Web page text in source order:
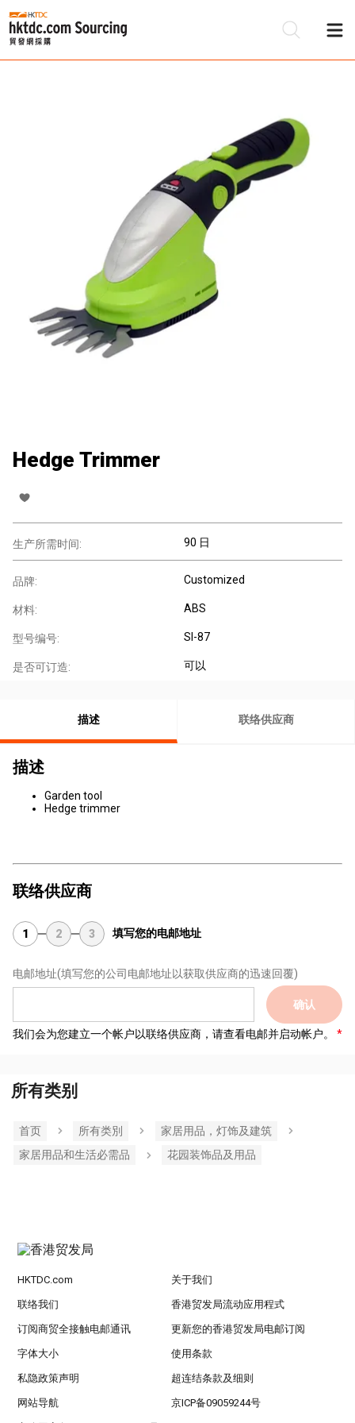
Hedge Trimmer
生产所需时间: 90 日
品牌: Customized
材料: ABS
型号编号: SI-87
是否可订造: 可以
描述 联络供应商
描述
Garden tool
Hedge trimmer
联络供应商
1 2 3 填写您的电邮地址
电邮地址(填写您的公司电邮地址以获取供应商的迅速回覆)
确认
我们会为您建立一个帐户以联络供应商，请查看电邮并启动帐户。
所有类别
首页 所有类別
家居用品，灯饰及建筑
家居用品和生活必需品
花园装饰品及用品
HKTDC.com 关于我们
联络我们 香港贸发局流动应用程式
订阅商贸全接触电邮通讯 更新您的香港贸发局电邮订阅
字体大小 使用条款
私隐政策声明 超连结条款及细则
网站导航 京ICP备09059244号